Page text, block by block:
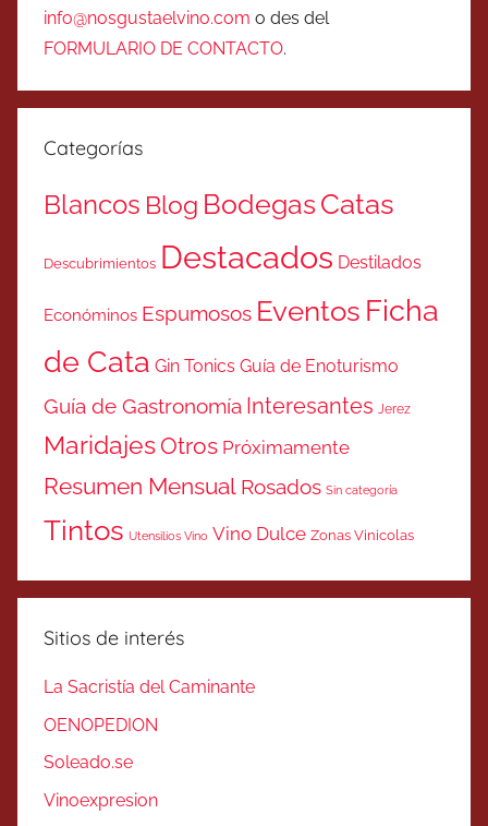
info@nosgustaelvino.com o des del
FORMULARIO DE CONTACTO.
Categorías
Blancos Blog BodegasCatas
Descubrimientos Destacados Destilados
Económinos Espumosos Eventos Ficha
de Cata Gin Tonics Guía de Enoturismo
Guía de Gastronomía Interesantes Jerez
MaridajesOtros Próximamente
Resumen Mensual Rosados Sin categoría
Tintos Utensilios Vino Vino Dulce Zonas Vinicolas
Sitios de interés
La Sacristía del Caminante
OENOPEDION
Soleado.se
Vinoexpresion